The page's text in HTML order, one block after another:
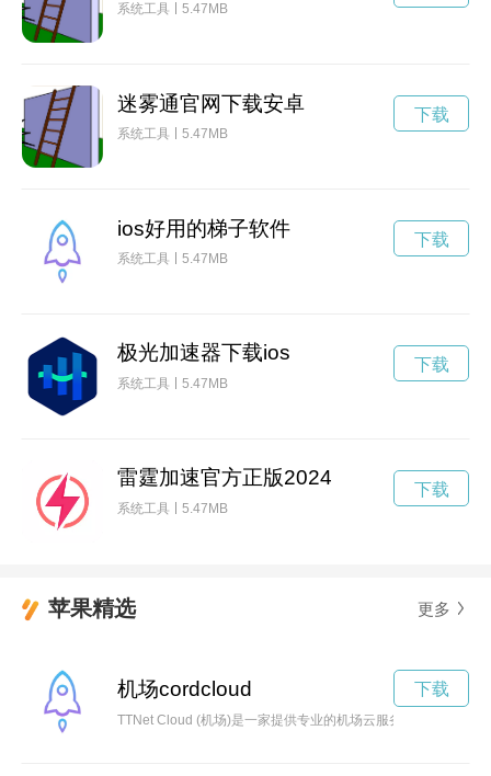
系统工具 5.47MB
迷雾通官网下载安卓
系统工具 5.47MB
下载
ios好用的梯子软件
系统工具 5.47MB
下载
极光加速器下载ios
系统工具 5.47MB
下载
雷霆加速官方正版2024
系统工具 5.47MB
下载
苹果精选 更多
机场cordcloud
TTNet Cloud (机场)是一家提供专业的机场云服务的公司，致力
下载